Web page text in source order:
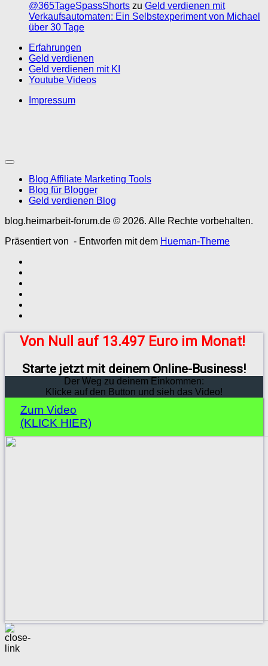
@365TageSpassShorts zu Geld verdienen mit
Verkaufsautomaten: Ein Selbstexperiment von Michael
über 30 Tage
Erfahrungen
Geld verdienen
Geld verdienen mit KI
Youtube Videos
Impressum
Blog Affiliate Marketing Tools
Blog für Blogger
Geld verdienen Blog
blog.heimarbeit-forum.de © 2026. Alle Rechte vorbehalten.
Präsentiert von - Entworfen mit dem Hueman-Theme
Von Null auf 13.497 Euro im Monat!
Starte jetzt mit deinem Online-Business!
Der Weg zu deinem Einkommen:
Klicke auf den Button und sieh das Video!
Zum Video
(KLICK HIER)